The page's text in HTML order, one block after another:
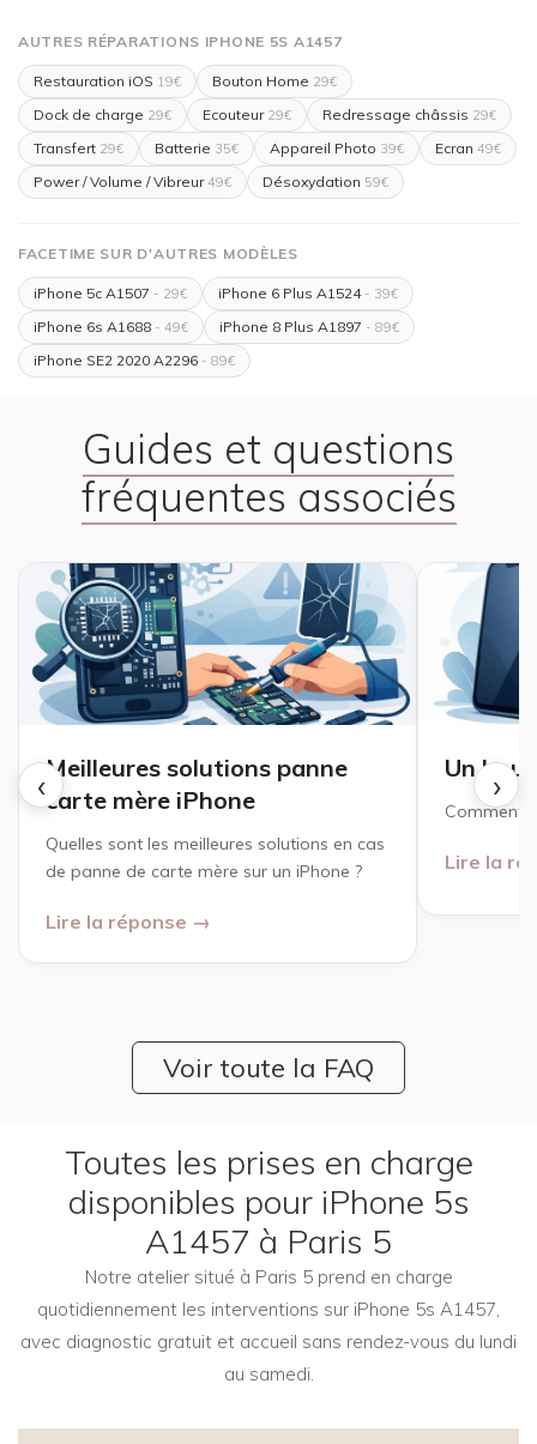
AUTRES RÉPARATIONS IPHONE 5S A1457
Restauration iOS 19€ Bouton Home 29€
Dock de charge 29€ Ecouteur29€ Redressage châssis 29€
Transfert 29€ Batterie 35€ Appareil Photo 39€ Ecran 49€
Power / Volume / Vibreur49€ Désoxydation 59€
FACETIME SUR D'AUTRES MODÈLES
iPhone 5c A1507 - 29€ iPhone 6 Plus A1524- 39€
iPhone 6s A1688 - 49€ iPhone 8 Plus A1897 - 89€
iPhone SE2 2020 A2296 - 89€
Guides et questions
fréquentes associés
‹ ›
Meilleures solutions panne
carte mère iPhone
Quelles sont les meilleures solutions en cas
de panne de carte mère sur un iPhone ?
Lire la réponse →
Un
Comment
Lire la
Voir toute la FAQ
Toutes les prises en charge
disponibles pour iPhone 5s
A1457 à Paris 5
Notre atelier situé à Paris 5 prend en charge
quotidiennement les interventions sur iPhone 5s A1457,
avec diagnostic gratuit et accueil sans rendez-vous du lundi
au samedi.